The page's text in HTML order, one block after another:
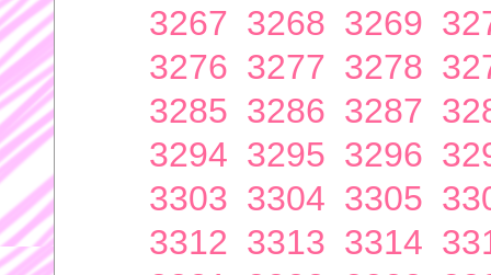
3267 3268 3269
3276 3277 3278
3285 3286 3287
3294 3295 3296
3303 3304 3305
3312 3313 3314